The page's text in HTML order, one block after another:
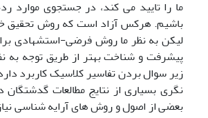
ما را تایید می کند، در جستجوی موارد
باشیم. هرکس آزاد است که روش تحقیق
لیکن به نظر ما روش فرضی-استشهادی
پیشرفت و شناخت بهتر از طریق توجه به
زیر سوال بردن تفاسیر کلاسیک کاربرد
نگری بسیاری از نتایج مطالعات گدشتگان
بعضی از اصول و روش های آرایه شناسی